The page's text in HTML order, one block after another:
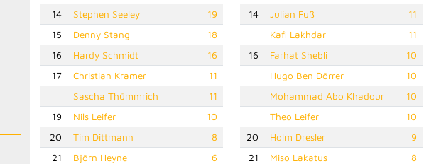
14
Stephen Seeley
19
15
Denny Stang
18
16
Hardy Schmidt
16
17
Christian Kramer
11
Sascha Thümmrich
11
19
Nils Leifer
10
20
Tim Dittmann
8
21
Björn Heyne
6
14
Julian Fuß
11
Kafi Lakhdar
11
16
Farhat Shebli
10
Hugo Ben Dörrer
10
Mohammad Abo Khadour
10
Theo Leifer
10
20
Holm Dresler
9
21
Miso Lakatus
8